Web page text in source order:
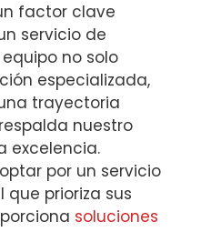
factor clave
servicio de
no solo
especializada,
trayectoria
nuestro
excelencia.
por un servicio
prioriza sus
soluciones